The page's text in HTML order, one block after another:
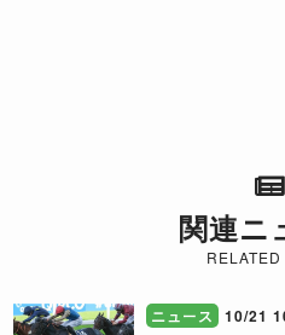
関連ニ
ニュース 10/21